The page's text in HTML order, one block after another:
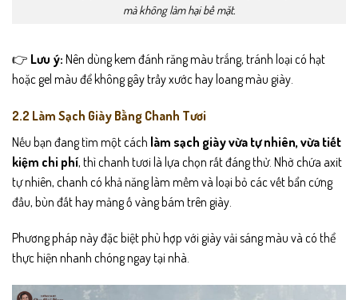
mà không làm hại bề mặt.
👉 Lưu ý: Nên dùng kem đánh răng màu trắng, tránh loại có hạt
hoặc gel màu để không gây trầy xước hay loang màu giày.
2.2 Làm Sạch Giày Bằng Chanh Tươi
Nếu bạn đang tìm một cách làm sạch giày vừa tự nhiên, vừa tiết
kiệm chi phí, thì chanh tươi là lựa chọn rất đáng thử. Nhờ chứa axit
tự nhiên, chanh có khả năng làm mềm và loại bỏ các vết bẩn cứng
đầu, bùn đất hay mảng ố vàng bám trên giày.
Phương pháp này đặc biệt phù hợp với giày vải sáng màu và có thể
thực hiện nhanh chóng ngay tại nhà.